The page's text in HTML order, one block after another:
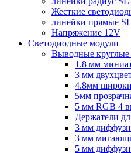
Жесткие
линейки прямые
Напряжение 12V
Светодиодные модули
Выводные
1.8 мм
3 мм
4.8мм
5мм
5 мм RGB 4
Держатели
3 мм
3 мм
5 мм